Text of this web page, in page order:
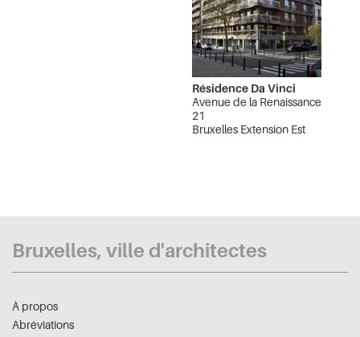
Résidence Da Vinci
Avenue de la Renaissance
21
Bruxelles Extension Est
Bruxelles, ville d'architectes
À propos
Abréviations